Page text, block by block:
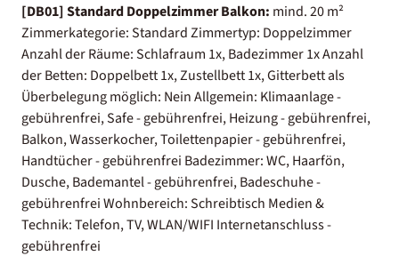
[DB01] Standard Doppelzimmer Balkon: mind. 20 m²
Zimmerkategorie: Standard Zimmertyp: Doppelzimmer
Anzahl der Räume: Schlafraum 1x, Badezimmer 1x Anzahl
der Betten: Doppelbett 1x, Zustellbett 1x, Gitterbett als
Überbelegung möglich: Nein Allgemein: Klimaanlage -
gebührenfrei, Safe - gebührenfrei, Heizung - gebührenfrei,
Balkon, Wasserkocher, Toilettenpapier - gebührenfrei,
Handtücher - gebührenfrei Badezimmer: WC, Haarfön,
Dusche, Bademantel - gebührenfrei, Badeschuhe -
gebührenfrei Wohnbereich: Schreibtisch Medien &
Technik: Telefon, TV, WLAN/WIFI Internetanschluss -
gebührenfrei